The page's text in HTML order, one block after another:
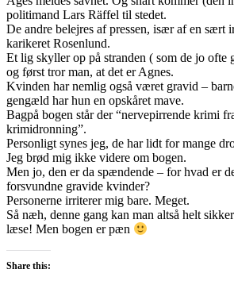
politimand Lars Räffel til stedet.
De andre belejres af pressen, især af en sært
karikeret Rosenlund.
Et lig skyller op på stranden ( som de jo ofte
og først tror man, at det er Agnes.
Kvinden har nemlig også været gravid –
gengæld har hun en opskåret mave.
Bagpå bogen står der “nervepirrende krimi
krimidronning”.
Personligt synes jeg, de har lidt for mange
Jeg brød mig ikke videre om bogen.
Men jo, den er da spændende – for hvad er
forsvundne gravide kvinder?
Personerne irriterer mig bare. Meget.
Så næh, denne gang kan man altså helt
læse! Men bogen er pæn
Share this: